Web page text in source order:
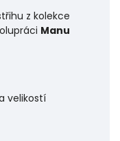
z kolekce
Manu
velikostí